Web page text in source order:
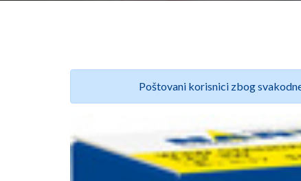
Poštovani korisnici zbog